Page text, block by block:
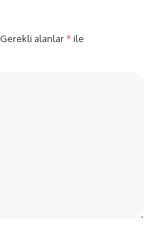
Gerekli alanlar*ile